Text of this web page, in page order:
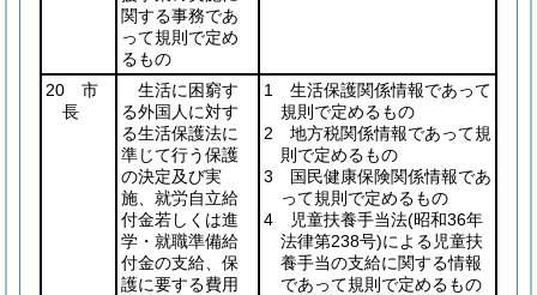
関する事務であ
って規則で定め
るもの
20 市
長
生活に困窮す
る外国人に対す
る生活保護法に
準じて行う保護
の決定及び実
施、就労自立給
付金若しくは進
学・就職準備給
付金の支給、保
護に要する費用
1 生活保護関係情報であって
規則で定めるもの
2 地方税関係情報であって規
則で定めるもの
3 国民健康保険関係情報であ
って規則で定めるもの
4 児童扶養手当法(昭和36年
法律第238号)による児童扶
養手当の支給に関する情報
であって規則で定めるもの